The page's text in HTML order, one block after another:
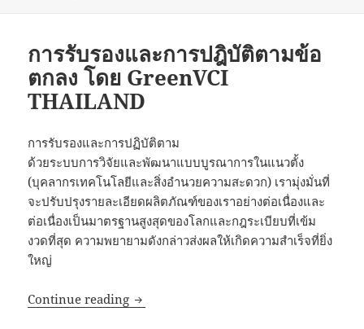
การรับรองและการปฎิบัติตามข้อ
ตกลง โดย GreenVCI
THAILAND
การรับรองและการปฏิบัติตาม
ด้วยระบบการวิจัยและพัฒนาแบบบูรณาการในแนวตั้ง
(บุคลากรเทคโนโลยีและสิ่งอำนวยความสะดวก) เรามุ่งมั่นที่
จะปรับปรุงรายละเอียดผลิตภัณฑ์ของเราอย่างต่อเนื่องและ
ต่อเนื่องเป็นมาตรฐานสูงสุดของโลกและกฎระเบียบที่เข้ม
งวดที่สุด ความพยายามดังกล่าวส่งผลให้เกิดความสำเร็จที่ยิ่ง
ใหญ่
Continue reading การรับรองและการปฎิบัติตามข้อตกลง โดย